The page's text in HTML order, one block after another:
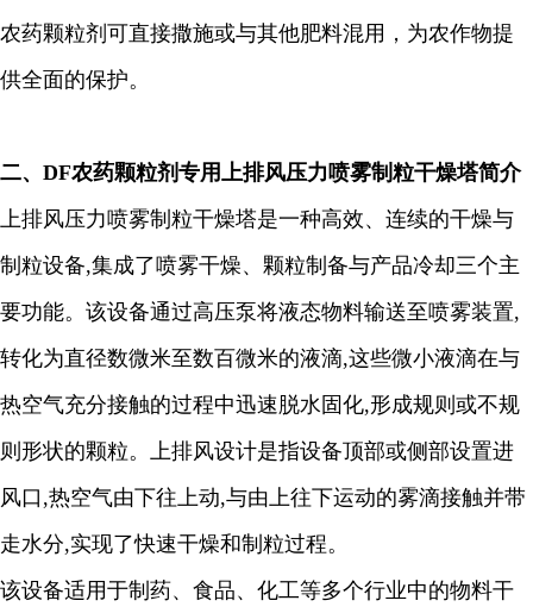
农药颗粒剂可直接撒施或与其他肥料混用，为农作物提
供全面的保护。
二、 DF农药颗粒剂专用上排风压力喷雾制粒干燥塔简介
上排风压力喷雾制粒干燥塔是一种高效、连续的干燥与
制粒设备,集成了喷雾干燥、颗粒制备与产品冷却三个主
要功能。该设备通过高压泵将液态物料输送至喷雾装置,
转化为直径数微米至数百微米的液滴,这些微小液滴在与
热空气充分接触的过程中迅速脱水固化,形成规则或不规
则形状的颗粒。上排风设计是指设备顶部或侧部设置进
风口 ,热空气由下往上动,与由上往下运动的雾滴接触并带
走水分,实现了快速干燥和制粒过程。
该设备适用于制药、食品、化工等多个行业中的物料干